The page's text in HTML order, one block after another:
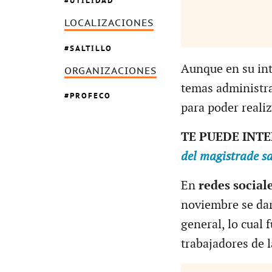
LOCALIZACIONES
SALTILLO
ORGANIZACIONES
PROFECO
Aunque en su
temas
para poder
TE PUEDE
del magistrade
En redes
noviembre se
general, lo cual
trabajadores de